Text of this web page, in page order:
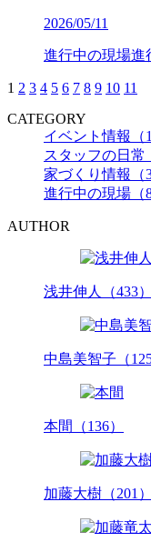
2026/05/11
進行中の現場進
1 2 3 4 5 6 7 8 9 10 11
CATEGORY
イベント情報（
スタッフの日常
家づくり情報（
進行中の現場（
AUTHOR
浅井伸人（433）
中島美智子（125
本間（136）
加藤大樹（201）